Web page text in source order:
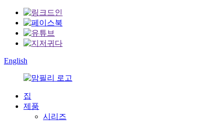
English
집
제품
시리즈